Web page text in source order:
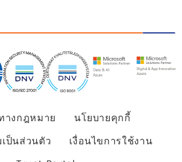
างกฎหมาย
นโยบายคุกกี้
ป็นส่วนตัว
เงื่อนไขการใช้งาน